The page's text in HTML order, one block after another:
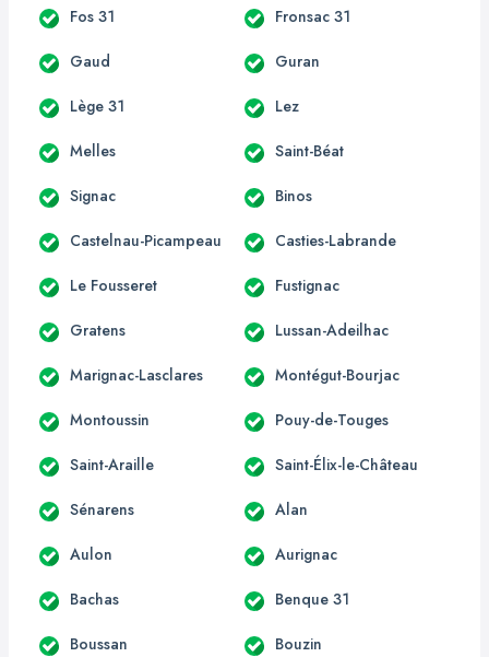
Fos 31 Fronsac 31
Gaud Guran
Lège 31 Lez
Melles Saint-Béat
Signac Binos
Castelnau-Picampeau Casties-Labrande
Le Fousseret Fustignac
Gratens Lussan-Adeilhac
Marignac-Lasclares Montégut-Bourjac
Montoussin Pouy-de-Touges
Saint-Araille Saint-Élix-le-Château
Sénarens Alan
Aulon Aurignac
Bachas Benque 31
Boussan Bouzin